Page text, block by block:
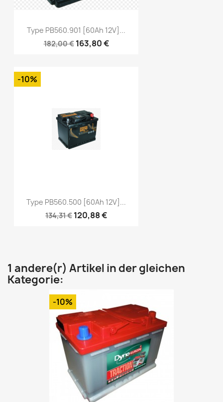
Type PB560.901 [60Ah 12V]...
182,00 € 163,80 €
Type PB560.500 [60Ah 12V]...
134,31 € 120,88 €
-10%
1 andere(r) Artikel in der gleichen
Kategorie:
-10%